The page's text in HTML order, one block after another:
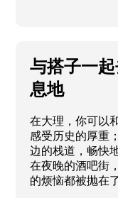
与搭子一
息地
在大理，你可以
感受历史的厚重
边的栈道，畅快
在夜晚的酒吧街
的烦恼都被抛在